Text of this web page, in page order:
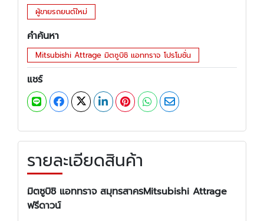
ผู้ขายรถยนต์ใหม่
คำค้นหา
Mitsubishi Attrage มิตซูบิชิ แอททราจ โปรโมชั่น
แชร์
รายละเอียดสินค้า
มิตซูบิชิ แอททราจ สมุทรสาครMitsubishi Attrage
ฟรีดาวน์